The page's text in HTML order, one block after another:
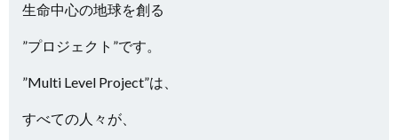
生命中心の地球を創る
”プロジェクト”です。
”Multi Level Project”は、
すべての人々が、